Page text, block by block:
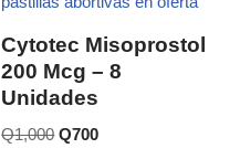
Cytotec Misoprostol
200 Mcg – 8
Unidades
Q1,000 Q700